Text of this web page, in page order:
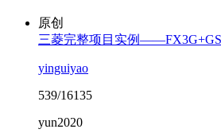
原创
三菱完整项目实例
yinguiyao
539/16135
yun2020